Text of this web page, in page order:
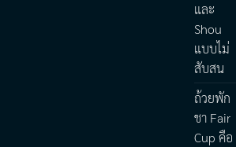
และ
Shou
แบบไม่
สับสน
ถ้วยพัก
ชา Fair
Cup คือ